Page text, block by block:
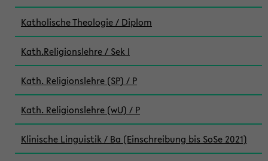
Katholische Theologie / Diplom
Kath.Religionslehre / Sek I
Kath. Religionslehre (SP) / P
Kath. Religionslehre (wU) / P
Klinische Linguistik / Ba (Einschreibung bis SoSe 2021)